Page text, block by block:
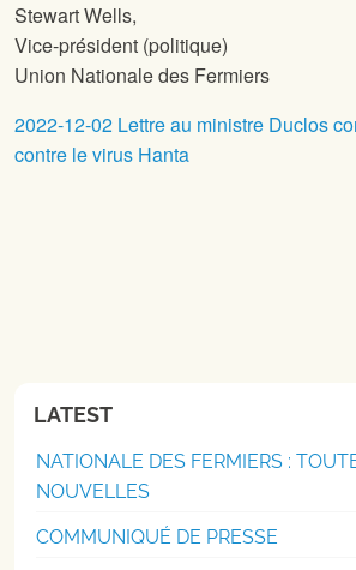
Stewart Wells,
Vice-président (politique)
Union Nationale des Fermiers
2022-12-02 Lettre au ministre Duclos
contre le virus Hanta
LATEST
NATIONALE DES FERMIERS :
NOUVELLES
COMMUNIQUÉ DE PRESSE